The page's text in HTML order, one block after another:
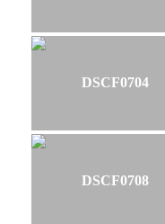
DSCF0704
DSCF0708